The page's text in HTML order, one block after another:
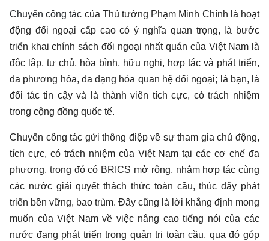
Chuyến công tác của Thủ tướng Phạm Minh Chính là hoạt
động đối ngoại cấp cao có ý nghĩa quan trọng, là bước
triển khai chính sách đối ngoại nhất quán của Việt Nam là
độc lập, tự chủ, hòa bình, hữu nghị, hợp tác và phát triển,
đa phương hóa, đa dạng hóa quan hệ đối ngoại; là bạn, là
đối tác tin cậy và là thành viên tích cực, có trách nhiệm
trong cộng đồng quốc tế.
Chuyến công tác gửi thông điệp về sự tham gia chủ động,
tích cực, có trách nhiệm của Việt Nam tại các cơ chế đa
phương, trong đó có BRICS mở rộng, nhằm hợp tác cùng
các nước giải quyết thách thức toàn cầu, thúc đẩy phát
triển bền vững, bao trùm. Ðây cũng là lời khẳng định mong
muốn của Việt Nam về việc nâng cao tiếng nói của các
nước đang phát triển trong quản trị toàn cầu, qua đó góp